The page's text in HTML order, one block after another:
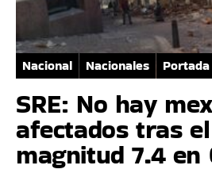
Nacional Nacionales Portada
SRE: No hay
afectados tras
magnitud 7.4 en